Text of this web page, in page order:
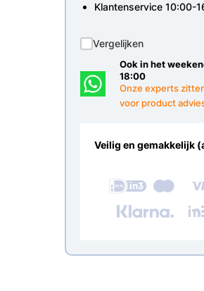
Klantenservice 10:00-
Vergelijken
Ook in het
18:00
Onze experts
voor product
Veilig en gemakkelijk